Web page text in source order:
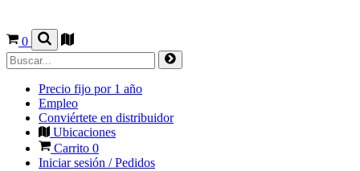
0
Precio fijo por 1 año
Empleo
Conviértete en distribuidor
Ubicaciones
Carrito 0
Iniciar sesión / Pedidos